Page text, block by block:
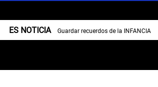
ES NOTICIA Guardar recuerdos de la INFANCIA